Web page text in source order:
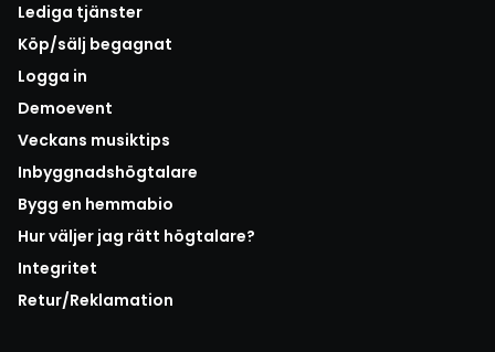
Lediga tjänster
Köp/sälj begagnat
Logga in
Demoevent
Veckans musiktips
Inbyggnadshögtalare
Bygg en hemmabio
Hur väljer jag rätt högtalare?
Integritet
Retur/Reklamation